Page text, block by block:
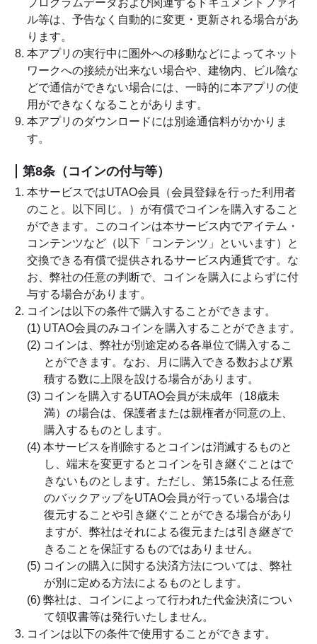
プログラムデータおよび関連するドキュメントファイ
ル等は、予告なく自動的に変更・更新される場合があ
ります。
本アプリの実行中に圏外への移動などによってネット
ワークへの接続が出来ない場合や、建物内、ビル陰な
どで通信ができない場合には、一時的に本アプリの使
用ができなくなることがあります。
本アプリのダウンロードには別途通信料がかかりま
す。
第8条（コインの付与等）
本サービスではUTAO会員（会員登録を行った利用者
のこと。以下同じ。）が有償でコインを購入すること
ができます。このコインは本サービス内でアイテム・
コンテンツなど（以下「コンテンツ」といいます）と
交換できる有償で提供されるサービス内通貨です。な
お、弊社の任意の判断で、コインを購入によらずに付
与する場合があります。
コインは以下の条件で購入することができます。
(1) UTAO会員のみコインを購入することができます。
(2) コインは、弊社が別途定める各単位で購入するこ
とができます。なお、月に購入できる数および累
積する数に上限を設ける場合があります。
(3) コインを購入するUTAO会員が未成年（18歳未
満）の場合は、保護者または親権者が同意の上、
購入するものとします。
(4) 本サービスを削除するとコインは消滅するものと
し、端末を変更するとコインを引き継ぐことはで
きないものとします。ただし、第15条による任意
のバックアップをUTAO会員が行っている場合は
復元することや引き継ぐことができる場合があり
ますが、弊社はそれによる復元または引き継ぎで
きることを保証するものではありません。
(5) コインの購入に関する決済方法については、弊社
が別に定める方法によるものとします。
(6) 弊社は、コインによって行われた代金決済につい
て領収書等は発行いたしません。
コインは以下の条件で使用することができます。